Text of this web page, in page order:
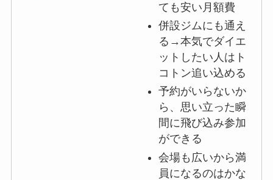
ても安い月額費
併設ジムにも通え
る→本気でダイエ
ットしたい人はト
コトン追い込める
予約がいらないか
ら、思い立った瞬
間に飛び込み参加
ができる
会場も広いから満
員になるのはかな